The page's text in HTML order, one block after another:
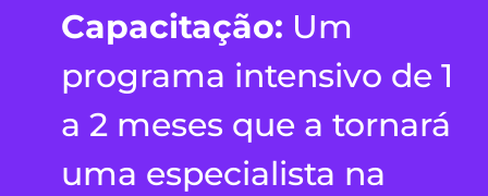
Capacitação: Um
programa intensivo de 1
a 2 meses que a tornará
uma especialista na